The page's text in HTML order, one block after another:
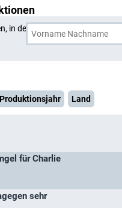
in denen Minka Kelly
Produktionsjahr Land
für Charlie
sehr